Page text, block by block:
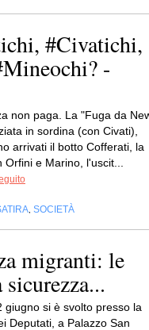
#Civatichi,
-
non paga. La "Fuga da
in sordina (con Civati),
arrivati il botto Cofferati, la
Orfini e Marino, l'uscit...
SOCIETÀ
migranti: le
giugno si è svolto presso la
Deputati, a Palazzo San